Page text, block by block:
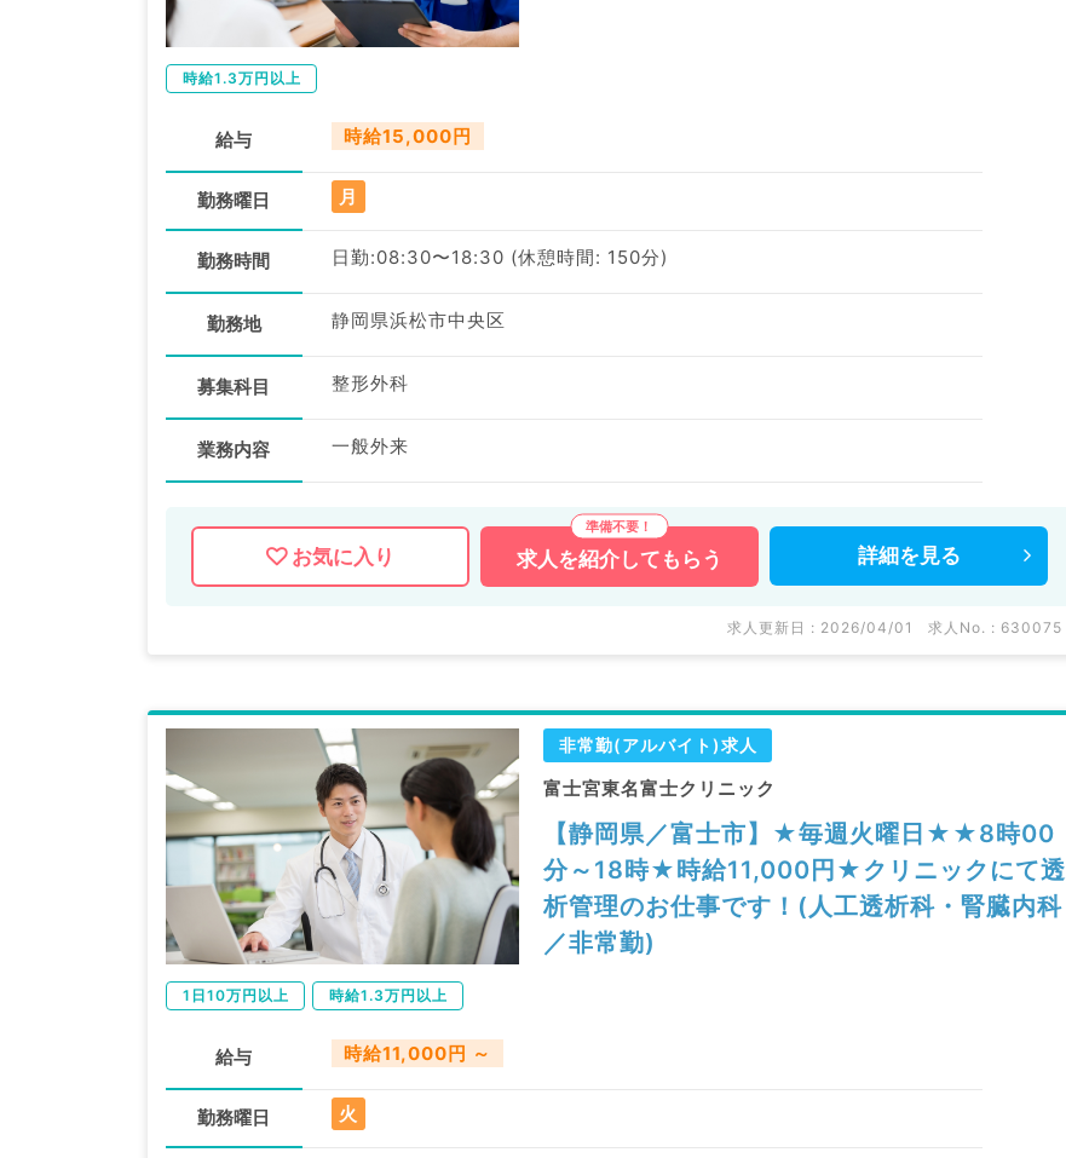
時給1.3万円以上
給与 時給15,000円
勤務曜日 月
勤務時間 日勤:08:30〜18:30 (休憩時間: 150分)
勤務地 静岡県浜松市中央区
募集科目 整形外科
業務内容 一般外来
お気に入り 求人を紹介してもらう 詳細を 見る
求人更新日 : 2026/04/01 求人No. : 630075
非常勤(アルバイト)求人
富士宮東名富士クリニック
【静岡県／富士市】★毎週火曜日★★8時00
分～18時★時給11,000円★クリニックにて透
析管理のお仕事です！(人工透析科・腎臓内科
／非常勤)
1日10万円以上 時給1.3万円以上
給与 時給11,000円 ～
勤務曜日 火